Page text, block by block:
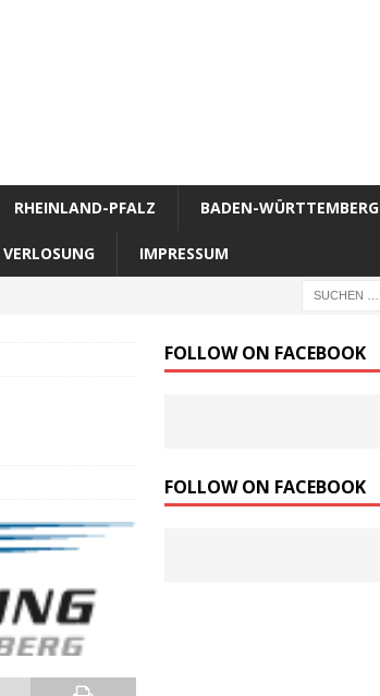
RHEINLAND-PFALZ BADEN-WÜRTTEMBERG
IMPRESSUM
FOLLOW ON FACEBOOK
FOLLOW ON FACEBOOK